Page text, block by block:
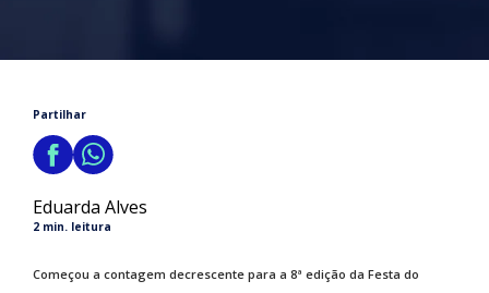
Partilhar
Eduarda Alves
2 min. leitura
Começou a contagem decrescente para a 8ª edição da Festa do